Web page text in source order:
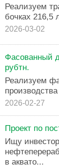
Реализуем
бочках 216,5
2026-03-02
Фасованный
рубтн.
Реализуем
2026-02-27
Проект по
Ищу
в аквато...